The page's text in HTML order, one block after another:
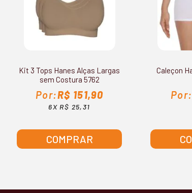
Kit 3 Tops Hanes Alças Largas
sem Costura 5762
R$ 151,90
6X R$ 25,31
COMPRAR
Caleçon